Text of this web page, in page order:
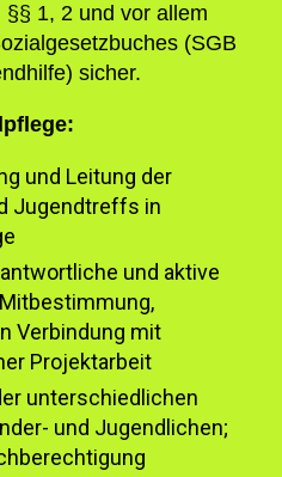
1, 2 und vor allem
(SGB
sicher.
und Leitung der
Jugendtreffs in
und aktive
Verbindung mit
Projektarbeit
unterschiedlichen
und Jugendlichen;